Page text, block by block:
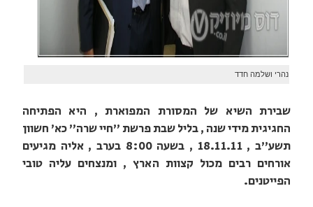
נהרי ושלמה חדד
שבירת השיא של המסורת המפוארת , היא הפתיחה
החגיגית מידי שנה , בליל שבת פרשת "חיי שרה" כא' חשוון
תשע"ב , 18.11.11 , בשעה 8:00 בערב , אליה מגיעים
אורחים רבים מכול קצוות הארץ , ומנצחים עליה טובי
הפייטנים.